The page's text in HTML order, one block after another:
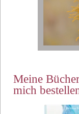
Meine
mich